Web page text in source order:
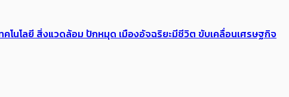
โนโลยี สิ่งแวดล้อม ปักหมุด เมืองอัจฉริยะมีชีวิต ขับเคลื่อนเศรษฐกิจ